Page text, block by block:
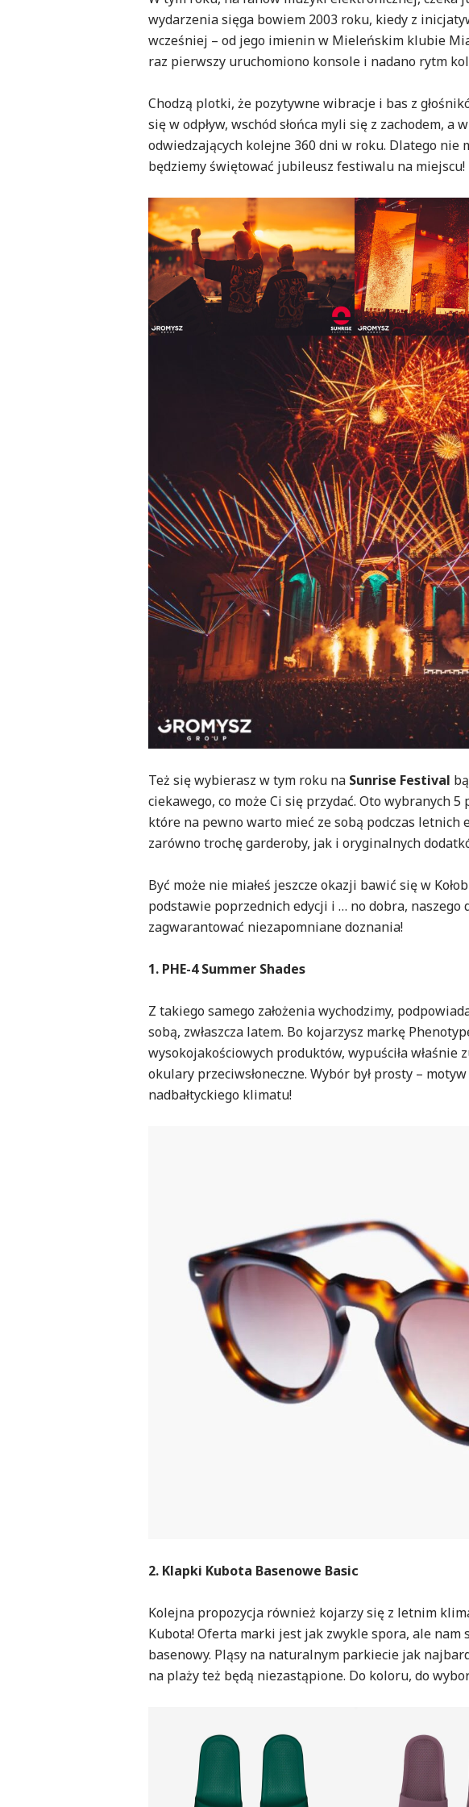
wydarzenia sięga bowiem 2003 roku, kiedy z
wcześniej – od jego imienin w Mieleńskim klubie
raz pierwszy uruchomiono konsole i nadano rytm
Chodzą plotki, że pozytywne wibracje i bas z
się w odpływ, wschód słońca myli się z zachodem,
odwiedzających kolejne 360 dni w roku. Dlatego nie
będziemy świętować jubileusz festiwalu na miejscu!
Też się wybierasz w tym roku na Sunrise Festival
ciekawego, co może Ci się przydać. Oto wybranych
które na pewno warto mieć ze sobą podczas letnich
zarówno trochę garderoby, jak i oryginalnych
Być może nie miałeś jeszcze okazji bawić się w
podstawie poprzednich edycji i … no dobra, naszego
zagwarantować niezapomniane doznania!
1. PHE-4 Summer Shades
Z takiego samego założenia wychodzimy,
sobą, zwłaszcza latem. Bo kojarzysz markę
wysokojakościowych produktów, wypuściła
okulary przeciwsłoneczne. Wybór był prosty –
nadbałtyckiego klimatu!
2. Klapki Kubota Basenowe Basic
Kolejna propozycja również kojarzy się z letnim
Kubota! Oferta marki jest jak zwykle spora, ale nam
basenowy. Pląsy na naturalnym parkiecie jak
na plaży też będą niezastąpione. Do koloru, do